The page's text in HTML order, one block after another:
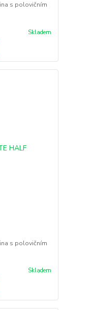
s polovičním
Skladem
s polovičním
Skladem